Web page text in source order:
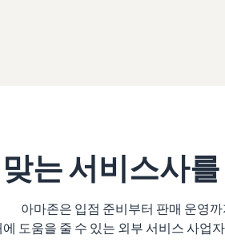
는 서비스사
아마존은 입점 준비부터 판매 운영까
도움을 줄 수 있는 외부 서비스 사업